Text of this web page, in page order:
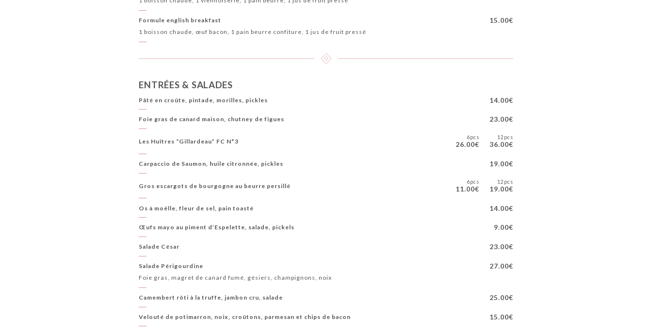
Formule english breakfast 15.00€
1 boisson chaude, œuf bacon, 1 pain beurre confiture, 1 jus de fruit pressé
ENTRÉES & SALADES
Pâté en croûte, pintade, morilles, pickles 14.00€
Foie gras de canard maison, chutney de figues 23.00€
Les Huîtres “Gillardeau” FC N°3
6pcs
26.00€
12pcs
36.00€
Carpaccio de Saumon, huile citronnée, pickles 19.00€
Gros escargots de bourgogne au beurre persillé
6pcs
11.00€
12pcs
19.00€
Os à moëlle, fleur de sel, pain toasté 14.00€
Œufs mayo au piment d’Espelette, salade, pickels 9.00€
Salade César 23.00€
Salade Périgourdine 27.00€
Foie gras, magret de canard fumé, gésiers, champignons, noix
Camembert rôti à la truffe, jambon cru, salade 25.00€
Velouté de potimarron, noix, croûtons, parmesan et chips de bacon 15.00€